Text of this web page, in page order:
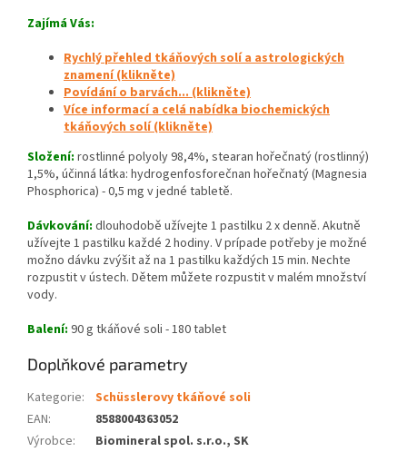
Zajímá Vás:
Rychlý přehled tkáňových solí a astrologických
znamení (klikněte)
Povídání o barvách... (klikněte)
Více informací a celá nabídka biochemických
tkáňových solí (klikněte)
Složení: rostlinné polyoly 98,4%, stearan hořečnatý (rostlinný)
1,5%, účinná látka: hydrogenfosforečnan hořečnatý (Magnesia
Phosphorica) - 0,5 mg v jedné tabletě.
Dávkování: dlouhodobě užívejte 1 pastilku 2 x denně. Akutně
užívejte 1 pastilku každé 2 hodiny. V prípade potřeby je možné
možno dávku zvýšit až na 1 pastilku každých 15 min. Nechte
rozpustit v ústech. Dětem můžete rozpustit v malém množství
vody.
Balení: 90 g tkáňové soli - 180 tablet
Doplňkové parametry
Kategorie:
Schüsslerovy tkáňové soli
EAN:
8588004363052
Výrobce:
Biomineral spol. s.r.o., SK